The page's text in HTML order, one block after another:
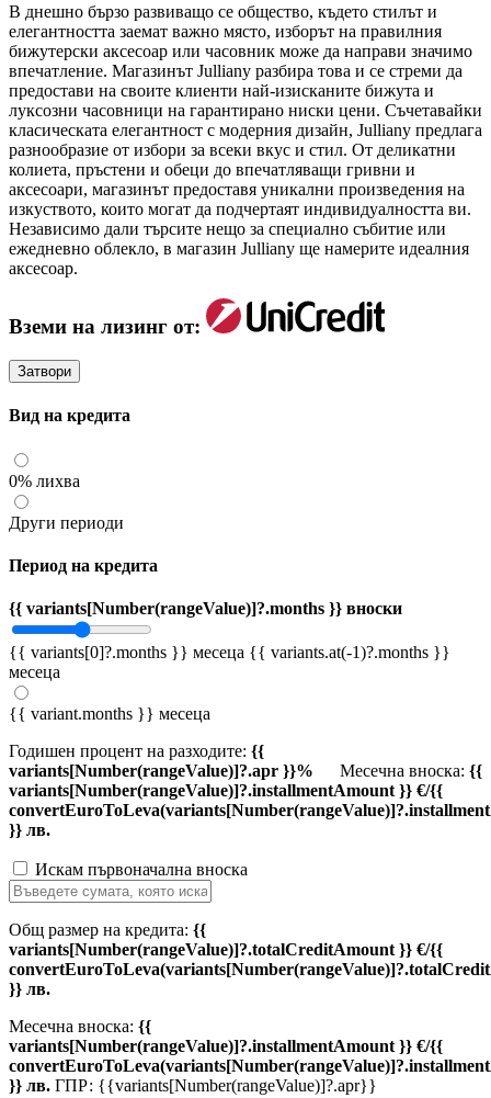
В днешно бързо развиващо се общество, където стилът и
елегантността заемат важно място, изборът на правилния
бижутерски аксесоар или часовник може да направи значимо
впечатление. Магазинът Julliany разбира това и се стреми да
предостави на своите клиенти най-изисканите бижута и
луксозни часовници на гарантирано ниски цени. Съчетавайки
класическата елегантност с модерния дизайн, Julliany предлага
разнообразие от избори за всеки вкус и стил. От деликатни
колиета, пръстени и обеци до впечатляващи гривни и
аксесоари, магазинът предоставя уникални произведения на
изкуството, които могат да подчертаят индивидуалността ви.
Независимо дали търсите нещо за специално събитие или
ежедневно облекло, в магазин Julliany ще намерите идеалния
аксесоар.
Вземи на лизинг от:
Затвори
Вид на кредита
0% лихва
Други периоди
Период на кредита
{{ variants[Number(rangeValue)]?.months }} вноски
{{ variants[0]?.months }} месеца {{ variants.at(-1)?.months }}
месеца
{{ variant.months }} месеца
Годишен процент на разходите: {{
variants[Number(rangeValue)]?.apr }}%
Месечна вноска: {{
variants[Number(rangeValue)]?.installmentAmount }} €/{{
}} лв.
Искам първоначална вноска
Общ размер на кредита: {{
variants[Number(rangeValue)]?.totalCreditAmount }} €/{{
}} лв.
Месечна вноска: {{
variants[Number(rangeValue)]?.installmentAmount }} €/{{
}} лв. ГПР: {{variants[Number(rangeValue)]?.apr}}